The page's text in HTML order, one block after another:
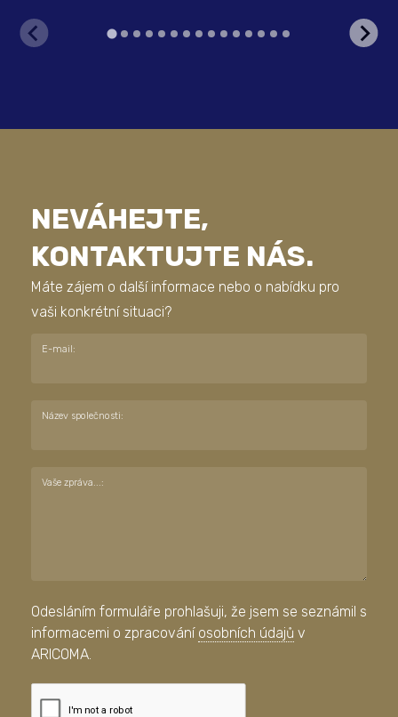
NEVÁHEJTE,
KONTAKTUJTE NÁS.
Máte zájem o další informace nebo o nabídku pro
vaši konkrétní situaci?
E-mail:
Název společnosti:
Vaše zpráva...:
Odesláním formuláře prohlašuji, že jsem se seznámil s
informacemi o zpracování osobních údajů v
ARICOMA.